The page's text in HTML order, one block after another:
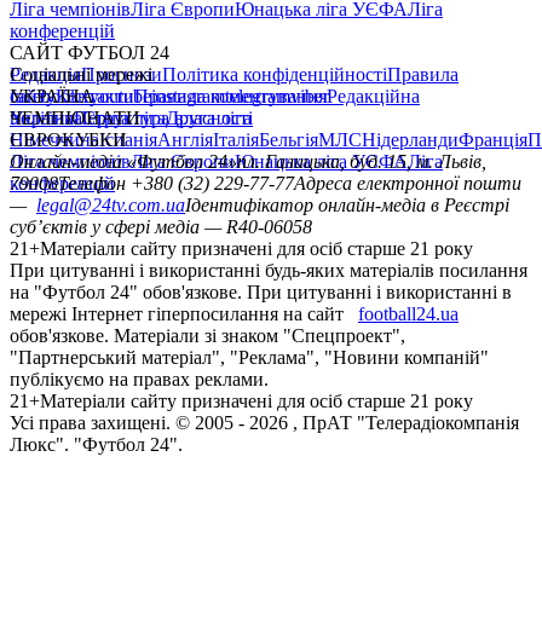
Ліга чемпіонівЛіга ЄвропиЮнацька ліга УЄФАЛіга
конференцій
САЙТ ФУТБОЛ 24
РедакціяПрогнозиПолітика конфіденційностіПравила
сайтуКонтактиПравила коментуванняРедакційна
політикаСтруктура власності
Соціальні мережі
facebookxyoutubeinstagramtelegramviber
УКРАЇНА
УкраїнаПерша лігаДруга ліга
ЧЕМПІОНАТИ
НімеччинаІспаніяАнгліяІталіяБельгіяМЛСНідерландиФранція
ЄВРОКУБКИ
Ліга чемпіонівЛіга ЄвропиЮнацька ліга УЄФАЛіга
конференцій
Онлайн-медіа «Футбол 24»пл. Галицька, буд. 15, м. Львів,
79008Телефон +380 (32) 229-77-77Адреса електронної пошти
— legal@24tv.com.uaІдентифікатор онлайн-медіа в Реєстрі
суб’єктів у сфері медіа — R40-06058
21+Матеріали сайту призначені для осіб старше 21 року
При цитуванні і використанні будь-яких матеріалів посилання
на "Футбол 24" обов'язкове. При цитуванні і використанні в
мережі Інтернет гіперпосилання на сайт
football24.ua
обов'язкове. Матеріали зі знаком "Спецпроект",
"Партнерський матеріал", "Реклама", "Новини компаній"
публікуємо на правах реклами.
21+Матеріали сайту призначені для осіб старше 21 року
Усi права захищенi. © 2005 - 2026 , ПрАТ "Телерадіокомпанія
Люкс". "Футбол 24".